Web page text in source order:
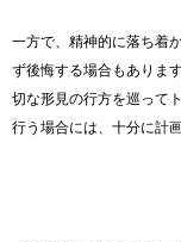
一方で、精神的に落ち着
ず後悔する場合もあります
切な形見の行方を巡って
行う場合には、 十分に計